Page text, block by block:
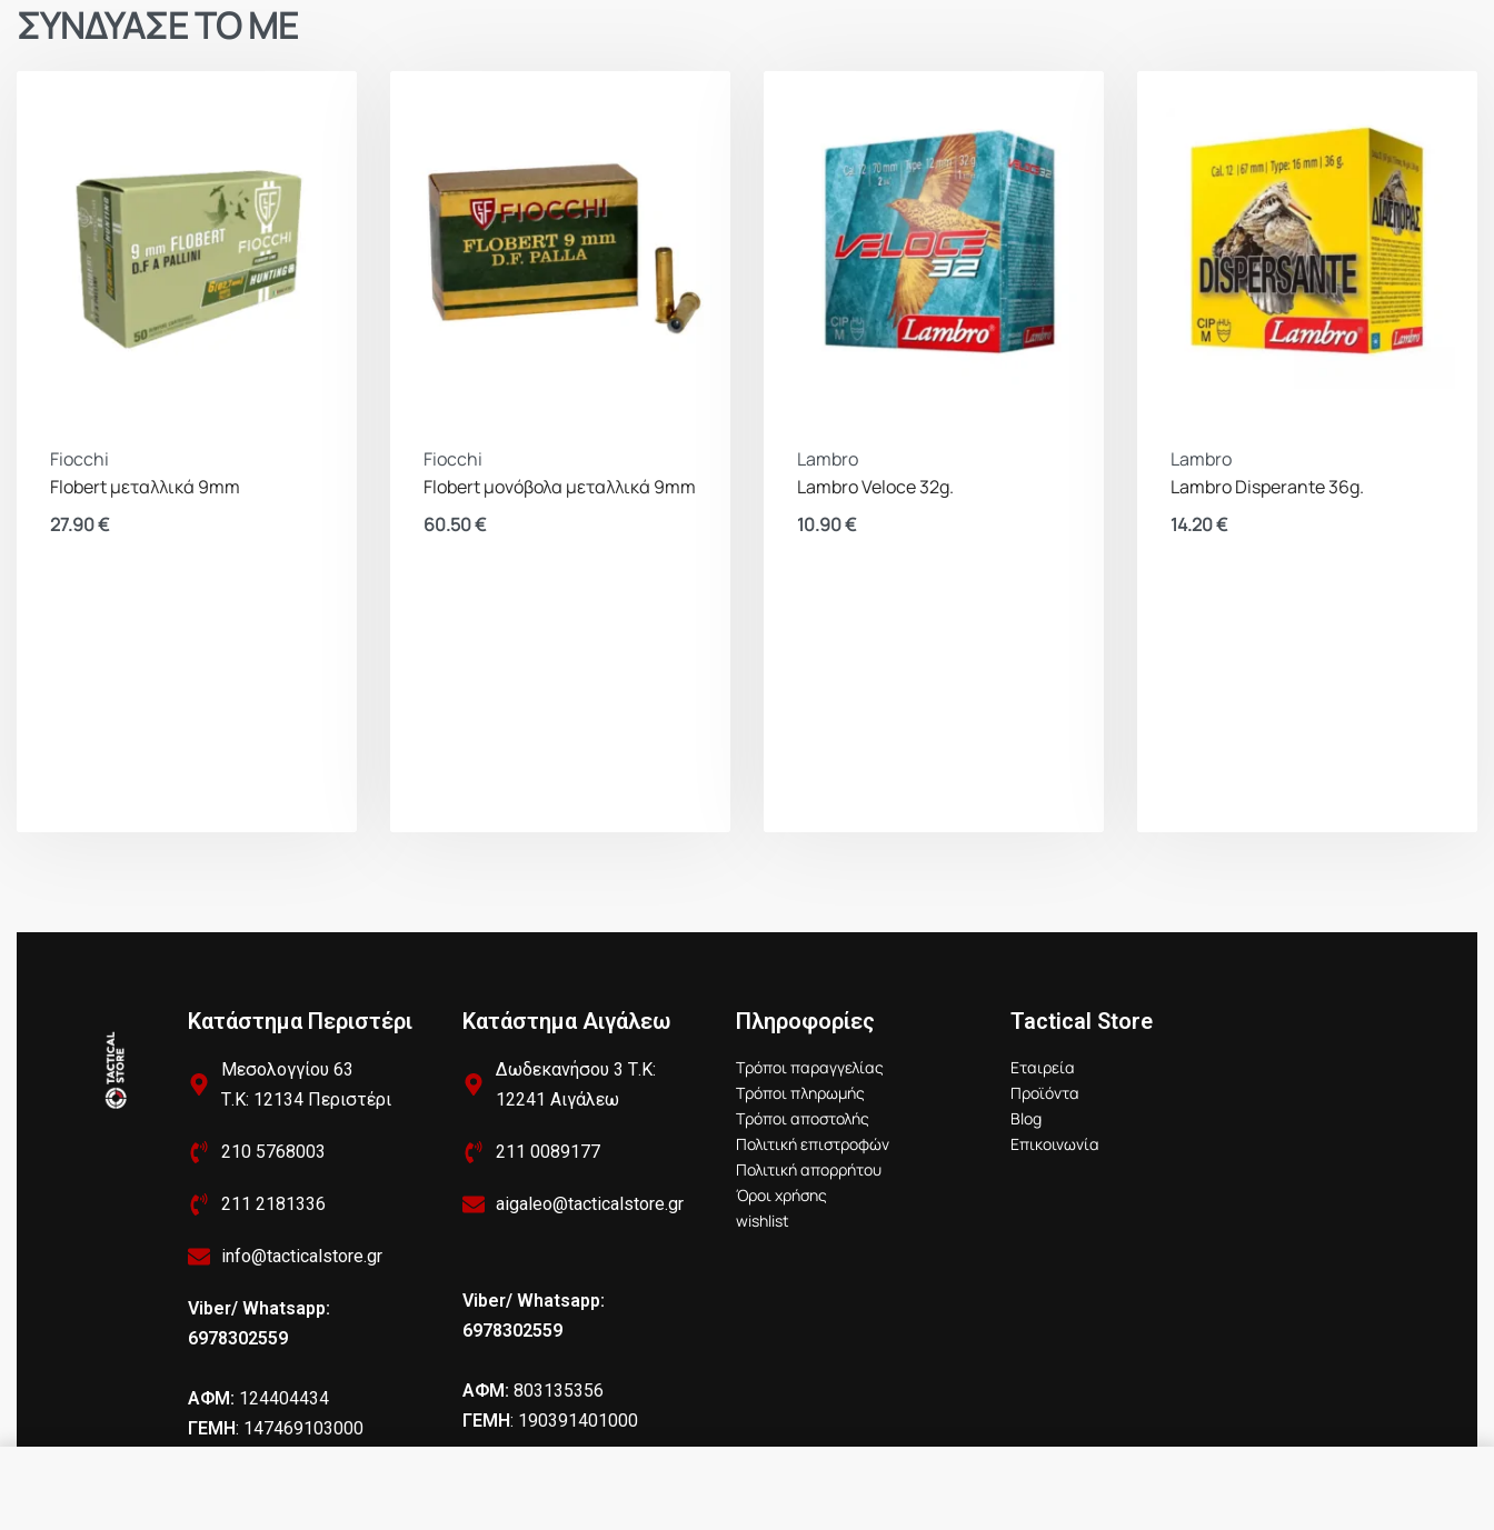
ΣΥΝΔΥΑΣΕ ΤΟ ΜΕ
Fiocchi
Flobert μεταλλικά 9mm
27.90€
Fiocchi
Flobert μονόβολα μεταλλικά 9mm
60.50€
Lambro
Lambro Veloce 32g.
10.90€
Lambro
Lambro Disperante 36g.
14.20€
Κατάστημα Περιστέρι
Μεσολογγίου 63
Τ.Κ: 12134 Περιστέρι
210 5768003
211 2181336
info@tacticalstore.gr
Viber/ Whatsapp:
6978302559
ΑΦΜ: 124404434
ΓΕΜΗ: 147469103000
Κατάστημα Αιγάλεω
Δωδεκανήσου 3 Τ.Κ:
12241 Αιγάλεω
211 0089177
aigaleo@tacticalstore.gr
Viber/ Whatsapp:
6978302559
ΑΦΜ: 803135356
ΓΕΜΗ: 190391401000
Πληροφορίες
Τρόποι παραγγελίας
Τρόποι πληρωμής
Τρόποι αποστολής
Πολιτική επιστροφών
Πολιτική απορρήτου
Όροι χρήσης
wishlist
Tactical Store
Εταιρεία
Προϊόντα
Blog
Επικοινωνία